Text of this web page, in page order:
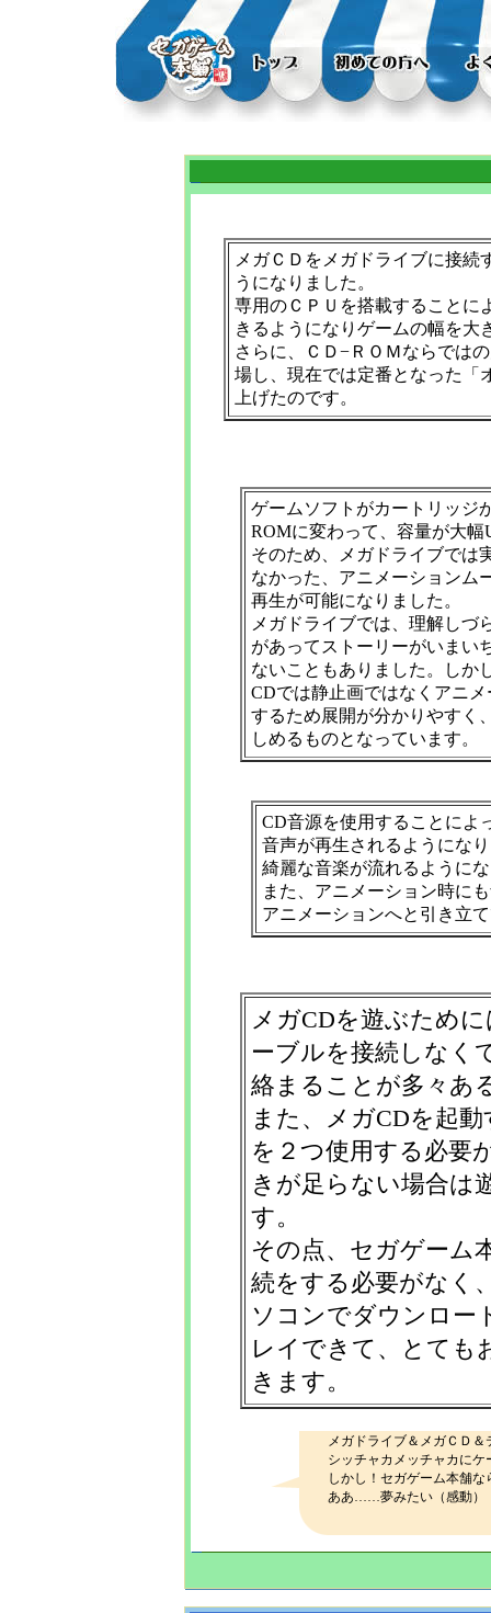
メガＣＤをメガドライブに接
うになりました。
専用のＣＰＵを搭載することに
きるようになりゲームの幅を大
さらに、ＣＤ−ＲＯＭならでは
場し、現在では定番となった「
上げたのです。
ゲームソフトがカートリッジ
ROMに変わって、容量が大幅
そのため、メガドライブでは
なかった、アニメーションム
再生が可能になりました。
メガドライブでは、理解しづ
があってストーリーがいまい
ないこともありました。しか
CDでは静止画ではなくアニ
するため展開が分かりやすく
しめるものとなっています。
CD音源を使用することによ
音声が再生されるようにな
綺麗な音楽が流れるように
また、アニメーション時に
アニメーションへと引き立
メガCDを遊ぶため
ーブルを接続しなく
絡まることが多々あ
また、メガCDを起
を２つ使用する必要
きが足らない場合は
す。
その点、セガゲーム
続をする必要がなく
ソコンでダウンロー
レイできて、とても
きます。
メガドライブ＆メガＣＤ
シッチャカメッチャカに
しかし！セガゲーム本舗
ああ……夢みたい（感動）